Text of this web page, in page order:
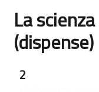
La
(dispense)
2